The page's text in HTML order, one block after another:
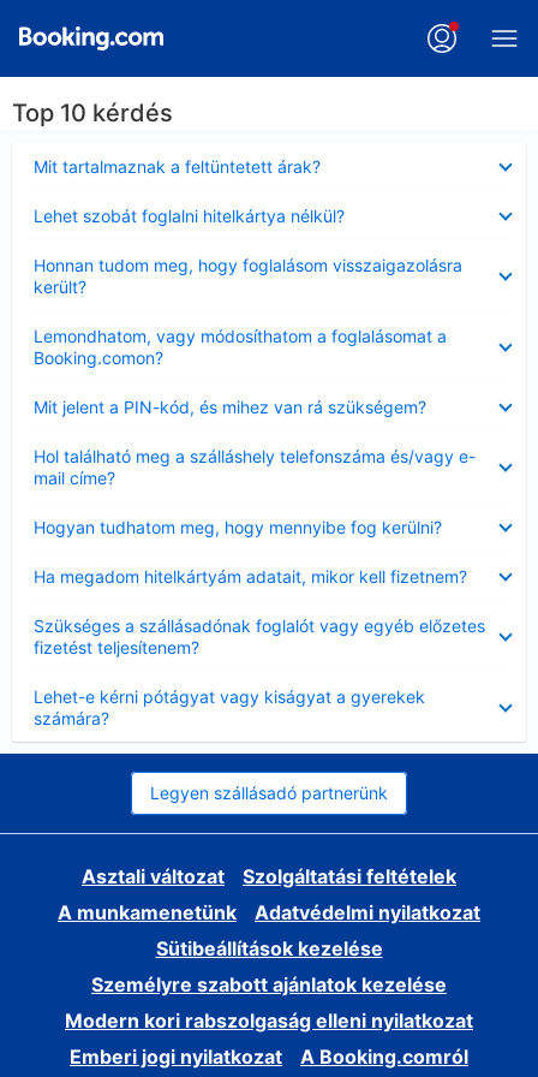
Top 10 kérdés
Mit tartalmaznak a feltüntetett árak?
Lehet szobát foglalni hitelkártya nélkül?
Honnan tudom meg, hogy foglalásom visszaigazolásra
került?
Lemondhatom, vagy módosíthatom a foglalásomat a
Booking.comon?
Mit jelent a PIN-kód, és mihez van rá szükségem?
Hol található meg a szálláshely telefonszáma és/vagy e-
mail címe?
Hogyan tudhatom meg, hogy mennyibe fog kerülni?
Ha megadom hitelkártyám adatait, mikor kell fizetnem?
Szükséges a szállásadónak foglalót vagy egyéb előzetes
fizetést teljesítenem?
Lehet-e kérni pótágyat vagy kiságyat a gyerekek
számára?
Legyen szállásadó partnerünk
Asztali változat
Szolgáltatási feltételek
A munkamenetünk
Adatvédelmi nyilatkozat
Sütibeállítások kezelése
Személyre szabott ajánlatok kezelése
Modern kori rabszolgaság elleni nyilatkozat
Emberi jogi nyilatkozat
A Booking.comról